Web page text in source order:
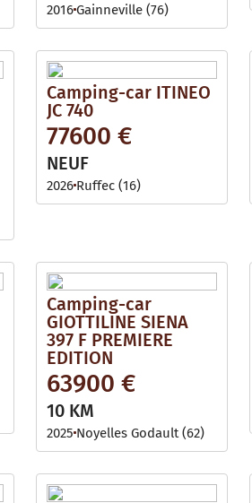
2016Gainneville (76)
Camping-car ITINEO
JC 740
77600 €
NEUF
2026 Ruffec (16)
Camping-car
GIOTTILINE SIENA
397 F PREMIERE
EDITION
63900 €
10 KM
2025 Noyelles Godault (62)